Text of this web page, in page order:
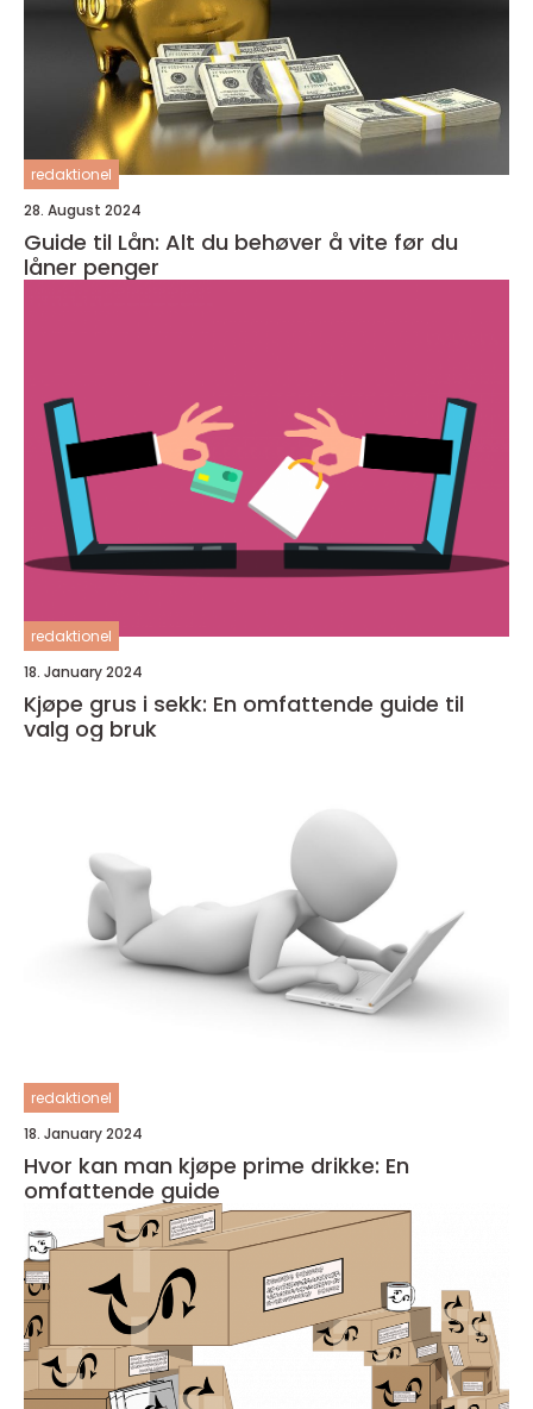
redaktionel
28. August 2024
Guide til Lån: Alt du behøver å vite før du
låner penger
redaktionel
18. January 2024
Kjøpe grus i sekk: En omfattende guide til
valg og bruk
redaktionel
18. January 2024
Hvor kan man kjøpe prime drikke: En
omfattende guide